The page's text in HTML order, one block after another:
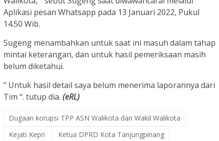
Aplikasi pesan Whatsapp pada 13 Januari 2022, Pukul
14.50 Wib.
Sugeng menambahkan untuk saat ini masuh dalam tahap
mintai keterangan, dan untuk hasil pemeriksaan masih
belum diketahui.
” Untuk hasil detail saya belum menerima laporannya dari
Tim “. tutup dia. (eRL)
Dugaan korupsi TPP ASN Walikota dan Wakil Walikota
Kejati Kepri
Ketua DPRD Kota Tanjungpinang